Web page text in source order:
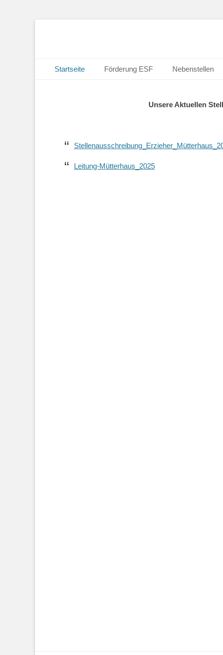
Primäres Menü
Inhalt
Startseite Förderung ESF Nebenstellen
Unsere Aktuellen
Leitung-Mütterhaus_2025